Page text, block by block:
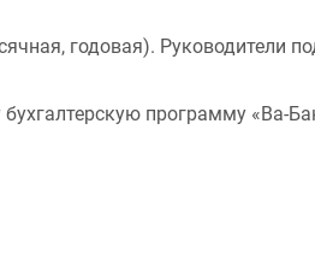
годовая). Руководители
программу «Ва-